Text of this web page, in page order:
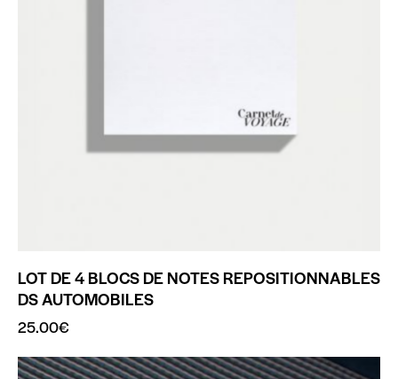
LOT DE 4 BLOCS DE NOTES REPOSITIONNABLES
DS AUTOMOBILES
25.00€